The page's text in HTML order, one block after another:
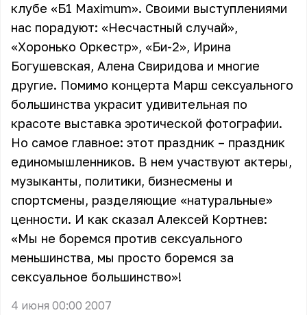
клубе «Б1 Maximum». Своими выступлениями
нас порадуют: «Несчастный случай»,
«Хоронько Оркестр», «Би-2», Ирина
Богушевская, Алена Свиридова и многие
другие. Помимо концерта Марш сексуального
большинства украсит удивительная по
красоте выставка эротической фотографии.
Но самое главное: этот праздник – праздник
единомышленников. В нем участвуют актеры,
музыканты, политики, бизнесмены и
спортсмены, разделяющие «натуральные»
ценности. И как сказал Алексей Кортнев:
«Мы не боремся против сексуального
меньшинства, мы просто боремся за
сексуальное большинство»!
4 июня 00:00 2007